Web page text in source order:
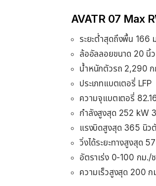
AVATR 07 Max
ระยะต่ำสุดถึงพื้น 166
ล้ออัลลอยขนาด 20 นิ้
น้ำหนักตัวรถ 2,290 ก
ประเภทแบตเตอรี่ LFP
ความจุแบตเตอรี่
กำลังสูงสุด 252 kW
แรงบิดสูงสุด 365 นิว
วิ่งได้ระยะทางสูงสุด
อัตราเร่ง 0-100 กม./
ความเร็วสูงสุด 200 ก